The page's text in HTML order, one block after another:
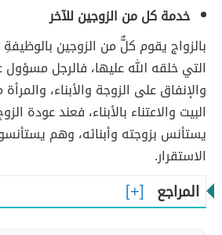
خدمة كل من الزوجين للآخر
بالزواج يقوم كلٌّ من الزوجين
التي خلقه الله عليها، فالرجل
والإنفاق على الزوجة والأبناء،
البيت والاعتناء بالأبناء، فعند عودة
يستأنس بزوجته وأبنائه، وهم
الاستقرار.
المراجع